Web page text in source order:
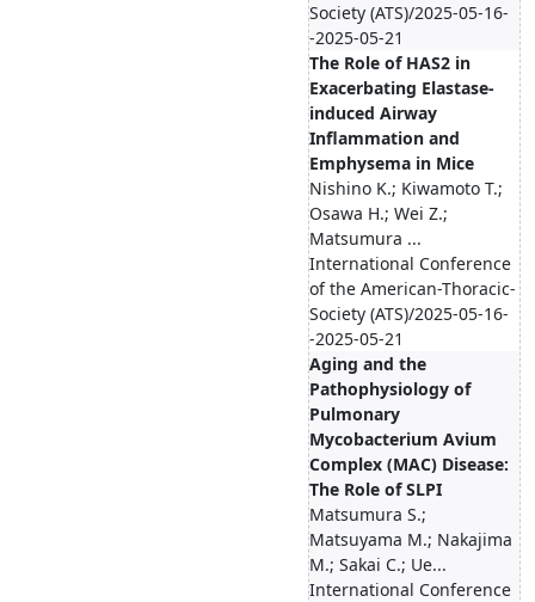
Society (ATS)/2025-05-16-
-2025-05-21
The Role of HAS2 in
Exacerbating Elastase-
induced Airway
Inflammation and
Emphysema in Mice
Nishino K.; Kiwamoto T.;
Osawa H.; Wei Z.;
Matsumura ...
International Conference
of the American-Thoracic-
Society (ATS)/2025-05-16-
-2025-05-21
Aging and the
Pathophysiology of
Pulmonary
Mycobacterium Avium
Complex (MAC) Disease:
The Role of SLPI
Matsumura S.;
Matsuyama M.; Nakajima
M.; Sakai C.; Ue...
International Conference